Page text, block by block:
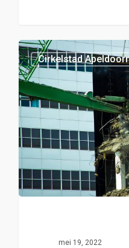
Cirkelstad
mei 19, 2022
0